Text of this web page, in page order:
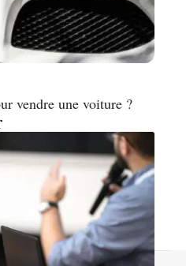
vendre une voiture ?